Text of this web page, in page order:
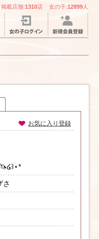
掲載店舗:1310店 女の子:12899 人
お気に入り登録
໒꒱⋆*
さ